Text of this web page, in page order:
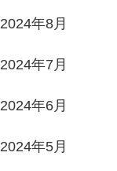
2024年8月
2024年7月
2024年6月
2024年5月